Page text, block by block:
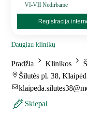
VI-VII Nedirbame
Registracija
Daugiau klinikų
Pradžia Klinikos
Šilutės pl. 38,
Skiepai